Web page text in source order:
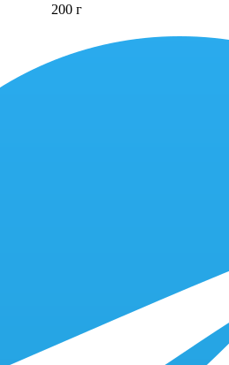
200 г